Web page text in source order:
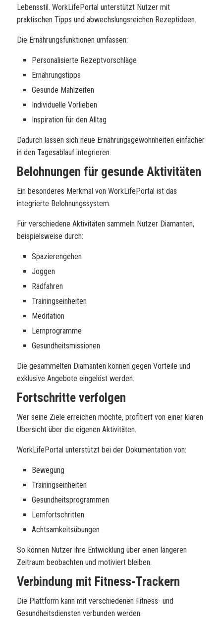
Lebensstil. WorkLifePortal unterstützt Nutzer mit
praktischen Tipps und abwechslungsreichen Rezeptideen.
Die Ernährungsfunktionen umfassen:
Personalisierte Rezeptvorschläge
Ernährungstipps
Gesunde Mahlzeiten
Individuelle Vorlieben
Inspiration für den Alltag
Dadurch lassen sich neue Ernährungsgewohnheiten einfacher
in den Tagesablauf integrieren.
Belohnungen für gesunde Aktivitäten
Ein besonderes Merkmal von WorkLifePortal ist das
integrierte Belohnungssystem.
Für verschiedene Aktivitäten sammeln Nutzer Diamanten,
beispielsweise durch:
Spazierengehen
Joggen
Radfahren
Trainingseinheiten
Meditation
Lernprogramme
Gesundheitsmissionen
Die gesammelten Diamanten können gegen Vorteile und
exklusive Angebote eingelöst werden.
Fortschritte verfolgen
Wer seine Ziele erreichen möchte, profitiert von einer klaren
Übersicht über die eigenen Aktivitäten.
WorkLifePortal unterstützt bei der Dokumentation von:
Bewegung
Trainingseinheiten
Gesundheitsprogrammen
Lernfortschritten
Achtsamkeitsübungen
So können Nutzer ihre Entwicklung über einen längeren
Zeitraum beobachten und motiviert bleiben.
Verbindung mit Fitness-Trackern
Die Plattform kann mit verschiedenen Fitness- und
Gesundheitsdiensten verbunden werden.